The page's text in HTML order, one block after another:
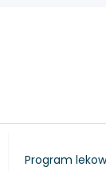
Program